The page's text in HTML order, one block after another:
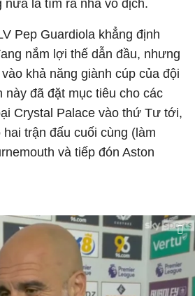
nữa là tìm ra nhà vô địch.
Pep Guardiola khẳng định
nắm lợi thế dẫn đầu, nhưng
khả năng giành cúp của đội
này đã đặt mục tiêu cho các
Crystal Palace vào thứ Tư tới,
trận đấu cuối cùng (làm
và tiếp đón Aston